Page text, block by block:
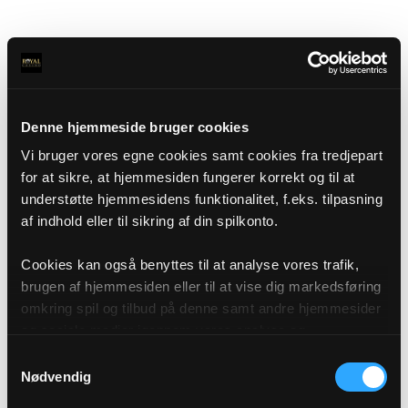
Denne hjemmeside bruger cookies
Vi bruger vores egne cookies samt cookies fra tredjepart
for at sikre, at hjemmesiden fungerer korrekt og til at
understøtte hjemmesidens funktionalitet, f.eks. tilpasning
af indhold eller til sikring af din spilkonto.
Cookies kan også benyttes til at analyse vores trafik,
brugen af hjemmesiden eller til at vise dig markedsføring
omkring spil og tilbud på denne samt andre hjemmesider
af cookies under "Detaljer" eller ved at klikke videre til
vores Cookiepolitik, som du finder i bunden af vores
Nødvendig